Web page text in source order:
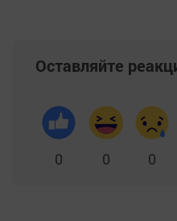
Оставляйте
0 0 0